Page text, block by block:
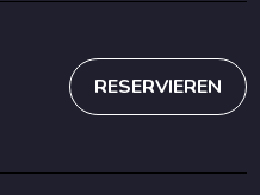
RESERVIEREN